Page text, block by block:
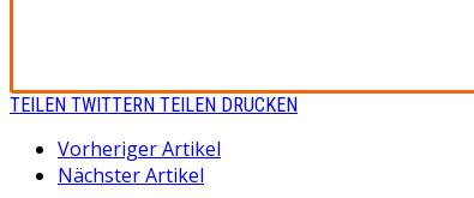
TEILEN TWITTERN TEILEN DRUCKEN
Vorheriger Artikel
Nächster Artikel